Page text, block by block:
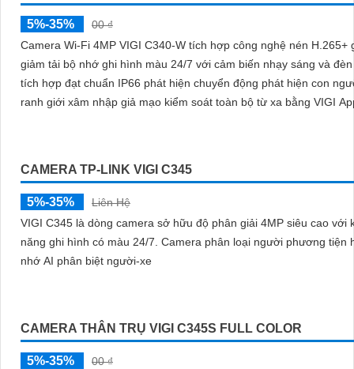
5%-35%
00 ₫
Camera Wi-Fi 4MP VIGI C340-W tích hợp công nghệ nén H.265+ giúp
giảm tải bộ nhớ ghi hình màu 24/7 với cảm biến nhạy sáng và
tích hợp đạt chuẩn IP66 phát hiện chuyển động phát hiện con
ranh giới xâm nhập giả mạo kiểm soát toàn bộ từ xa bằng VIGI
CAMERA TP-LINK VIGI C345
5%-35%
Liên Hệ
VIGI C345 là dòng camera sở hữu độ phân giải 4MP siêu cao với
năng ghi hình có màu 24/7. Camera phân loại người phương tiện hiệu quả
nhớ AI phân biệt người-xe
CAMERA THÂN TRỤ VIGI C345S FULL COLOR
5%-35%
00 ₫